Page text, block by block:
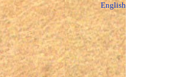
English